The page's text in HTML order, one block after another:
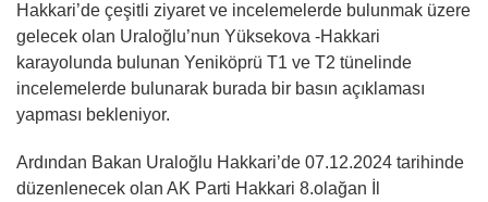
Hakkari’de çeşitli ziyaret ve incelemelerde bulunmak üzere
gelecek olan Uraloğlu’nun Yüksekova -Hakkari
karayolunda bulunan Yeniköprü T1 ve T2 tünelinde
incelemelerde bulunarak burada bir basın açıklaması
yapması bekleniyor.
Ardından Bakan Uraloğlu Hakkari’de 07.12.2024 tarihinde
düzenlenecek olan AK Parti Hakkari 8.olağan İl